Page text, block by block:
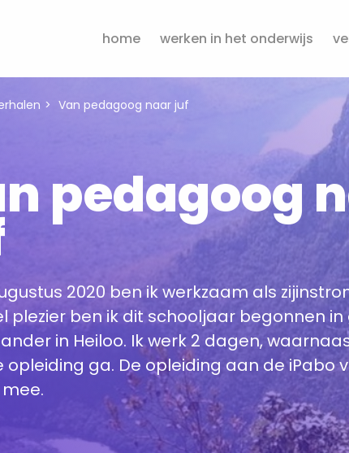
home werken in het onderwijs
Van pedagoog naar juf
pedagoog
2020 ben ik werkzaam als
plezier ben ik dit schooljaar begonnen
in Heiloo. Ik werk 2 dagen,
opleiding ga. De opleiding aan de iPabo